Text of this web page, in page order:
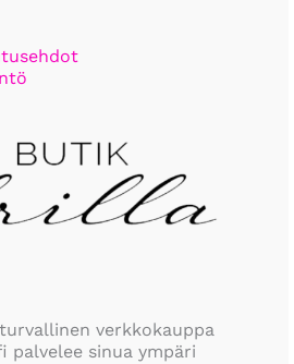
verkkokauppa
palvelee sinua ympäri